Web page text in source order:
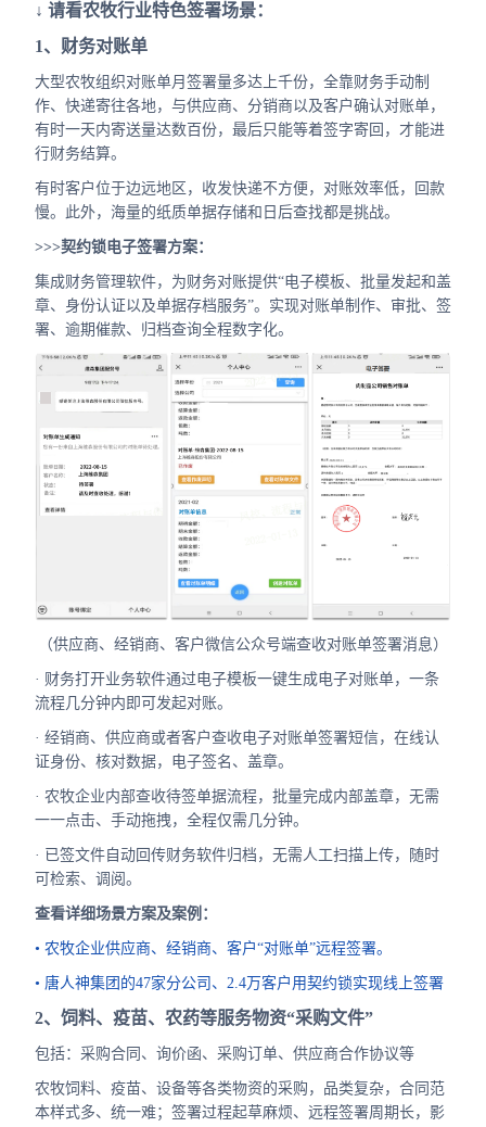
↓ 请看农牧行业特色签署场景：
1、财务对账单
大型农牧组织对账单月签署量多达上千份，全靠财务手动制
作、快递寄往各地，与供应商、分销商以及客户确认对账单，
有时一天内寄送量达数百份，最后只能等着签字寄回，才能进
行财务结算。
有时客户位于边远地区，收发快递不方便，对账效率低，回款
慢。此外，海量的纸质单据存储和日后查找都是挑战。
>>>契约锁电子签署方案：
集成财务管理软件，为财务对账提供“电子模板、批量发起和盖
章、身份认证以及单据存档服务”。实现对账单制作、审批、签
署、逾期催款、归档查询全程数字化。
（供应商、经销商、客户微信公众号端查收对账单签署消息）
· 财务打开业务软件通过电子模板一键生成电子对账单，一条
流程几分钟内即可发起对账。
· 经销商、供应商或者客户查收电子对账单签署短信，在线认
证身份、核对数据，电子签名、盖章。
· 农牧企业内部查收待签单据流程，批量完成内部盖章，无需
一一点击、手动拖拽，全程仅需几分钟。
· 已签文件自动回传财务软件归档，无需人工扫描上传，随时
可检索、调阅。
查看详细场景方案及案例：
• 农牧企业供应商、经销商、客户“对账单”远程签署。
• 唐人神集团的47家分公司、2.4万客户用契约锁实现线上签署
2、饲料、疫苗、农药等服务物资“采购文件”
包括：采购合同、询价函、采购订单、供应商合作协议等
农牧饲料、疫苗、设备等各类物资的采购，品类复杂，合同范
本样式多、统一难；签署过程起草麻烦、远程签署周期长，影